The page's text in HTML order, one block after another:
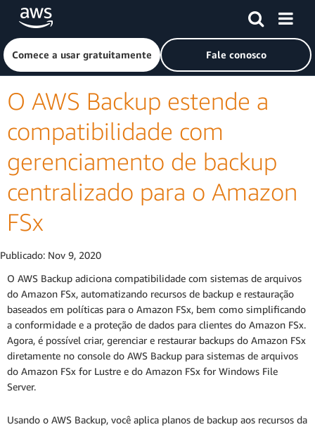
Pular para o conteúdo principal
Clique aqui para voltar à página inicial da Amazon Web
Comece a usar gratuitamente Fale conosco
O AWS Backup estende a
compatibilidade com
gerenciamento de backup
centralizado para o Amazon
FSx
Publicado: Nov 9, 2020
O AWS Backup adiciona compatibilidade com sistemas de arquivos
do Amazon FSx, automatizando recursos de backup e restauração
baseados em políticas para o Amazon FSx, bem como simplificando
a conformidade e a proteção de dados para clientes do Amazon FSx.
Agora, é possível criar, gerenciar e restaurar backups do Amazon FSx
diretamente no console do AWS Backup para sistemas de arquivos
do Amazon FSx for Lustre e do Amazon FSx for Windows File
Server.
Usando o AWS Backup, você aplica planos de backup aos recursos da